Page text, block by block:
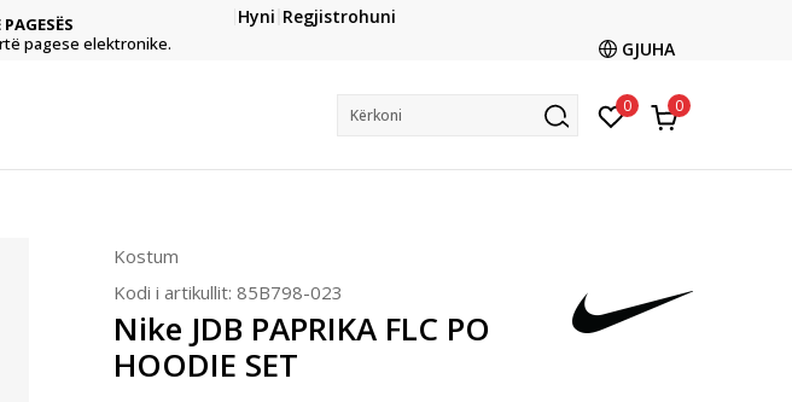
pagese elektronike.
CLICK & COLLECT
Paguani me kartë online dhe bëni tërheqjen në dyqanin që ju
Hyni Regjistrohuni
GJUHA
Kërkoni 0 0
Kostum
Kodi i artikullit: 85B798-023
Nike JDB PAPRIKA FLC PO
HOODIE SET